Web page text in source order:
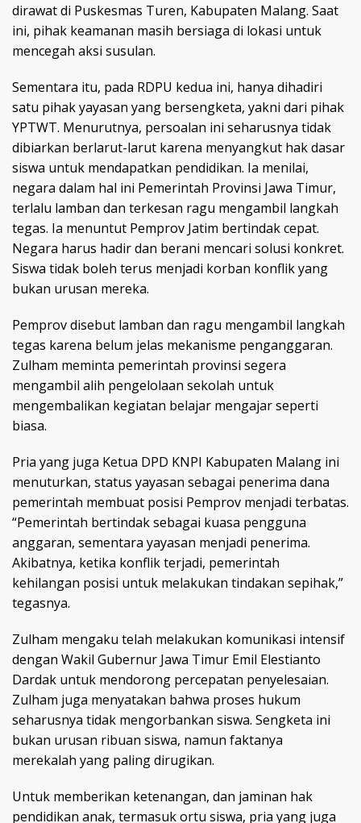
dirawat di Puskesmas Turen, Kabupaten Malang. Saat
ini, pihak keamanan masih bersiaga di lokasi untuk
mencegah aksi susulan.
Sementara itu, pada RDPU kedua ini, hanya dihadiri
satu pihak yayasan yang bersengketa, yakni dari pihak
YPTWT. Menurutnya, persoalan ini seharusnya tidak
dibiarkan berlarut-larut karena menyangkut hak dasar
siswa untuk mendapatkan pendidikan. Ia menilai,
negara dalam hal ini Pemerintah Provinsi Jawa Timur,
terlalu lamban dan terkesan ragu mengambil langkah
tegas. Ia menuntut Pemprov Jatim bertindak cepat.
Negara harus hadir dan berani mencari solusi konkret.
Siswa tidak boleh terus menjadi korban konflik yang
bukan urusan mereka.
Pemprov disebut lamban dan ragu mengambil langkah
tegas karena belum jelas mekanisme penganggaran.
Zulham meminta pemerintah provinsi segera
mengambil alih pengelolaan sekolah untuk
mengembalikan kegiatan belajar mengajar seperti
biasa.
Pria yang juga Ketua DPD KNPI Kabupaten Malang ini
menuturkan, status yayasan sebagai penerima dana
pemerintah membuat posisi Pemprov menjadi terbatas.
“Pemerintah bertindak sebagai kuasa pengguna
anggaran, sementara yayasan menjadi penerima.
Akibatnya, ketika konflik terjadi, pemerintah
kehilangan posisi untuk melakukan tindakan sepihak,”
tegasnya.
Zulham mengaku telah melakukan komunikasi intensif
dengan Wakil Gubernur Jawa Timur Emil Elestianto
Dardak untuk mendorong percepatan penyelesaian.
Zulham juga menyatakan bahwa proses hukum
seharusnya tidak mengorbankan siswa. Sengketa ini
bukan urusan ribuan siswa, namun faktanya
merekalah yang paling dirugikan.
Untuk memberikan ketenangan, dan jaminan hak
pendidikan anak, termasuk ortu siswa, pria yang juga